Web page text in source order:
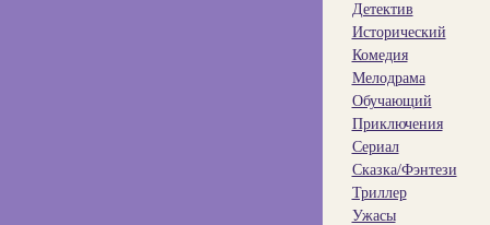
Детектив
Исторический
Комедия
Мелодрама
Обучающий
Приключения
Сериал
Сказка/Фэнтези
Триллер
Ужасы